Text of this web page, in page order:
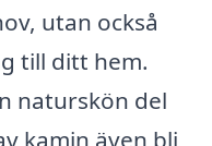
utan också
till ditt hem.
naturskön del
kamin även bli